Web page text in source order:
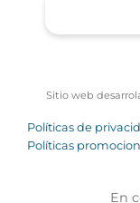
Sitio web
Políticas de
Políticas
En